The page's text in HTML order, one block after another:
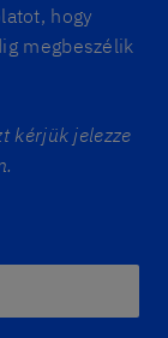
hogy
megbeszélik
kérjük jelezze